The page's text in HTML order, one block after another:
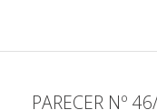
PARECER Nº